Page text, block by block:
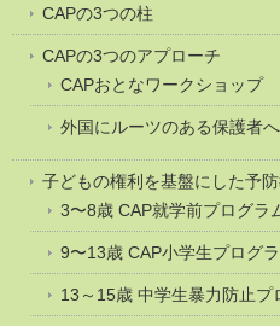
CAPの3つの柱
CAPの3つのアプローチ
CAPおとなワークショップ
外国にルーツのある保護者
子どもの権利を基盤にした予
3〜8歳 CAP就学前プログラ
9〜13歳 CAP小学生プログ
13～15歳 中学生暴力防止プ